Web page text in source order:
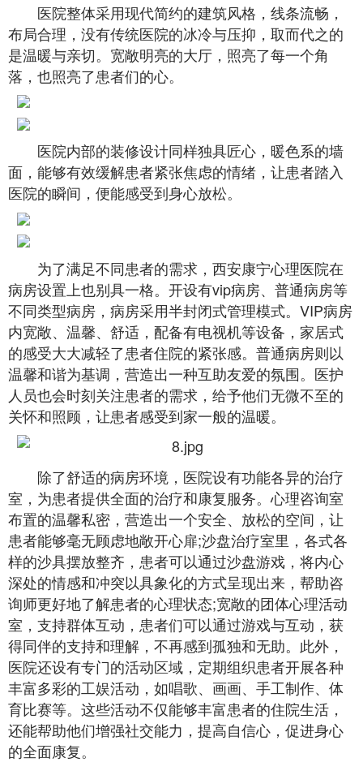
医院整体采用现代简约的建筑风格，线条流畅，
布局合理，没有传统医院的冰冷与压抑，取而代之的
是温暖与亲切。宽敞明亮的大厅，照亮了每一个角
落，也照亮了患者们的心。
医院内部的装修设计同样独具匠心，暖色系的墙
面，能够有效缓解患者紧张焦虑的情绪，让患者踏入
医院的瞬间，便能感受到身心放松。
为了满足不同患者的需求，西安康宁心理医院在
病房设置上也别具一格。开设有vip病房、普通病房等
不同类型病房，病房采用半封闭式管理模式。VIP病房
内宽敞、温馨、舒适，配备有电视机等设备，家居式
的感受大大减轻了患者住院的紧张感。普通病房则以
温馨和谐为基调，营造出一种互助友爱的氛围。医护
人员也会时刻关注患者的需求，给予他们无微不至的
关怀和照顾，让患者感受到家一般的温暖。
除了舒适的病房环境，医院设有功能各异的治疗
室，为患者提供全面的治疗和康复服务。心理咨询室
布置的温馨私密，营造出一个安全、放松的空间，让
患者能够毫无顾虑地敞开心扉;沙盘治疗室里，各式各
样的沙具摆放整齐，患者可以通过沙盘游戏，将内心
深处的情感和冲突以具象化的方式呈现出来，帮助咨
询师更好地了解患者的心理状态;宽敞的团体心理活动
室，支持群体互动，患者们可以通过游戏与互动，获
得同伴的支持和理解，不再感到孤独和无助。此外，
医院还设有专门的活动区域，定期组织患者开展各种
丰富多彩的工娱活动，如唱歌、画画、手工制作、体
育比赛等。这些活动不仅能够丰富患者的住院生活，
还能帮助他们增强社交能力，提高自信心，促进身心
的全面康复。